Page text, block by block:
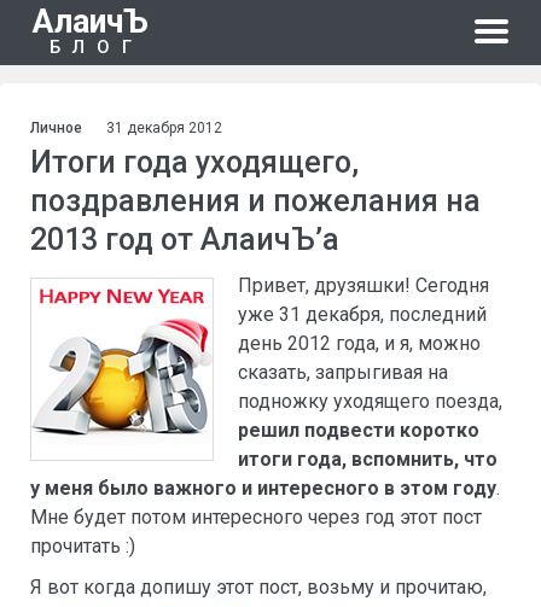
АлаичЪ
БЛОГ
Личное 31 декабря 2012
Итоги года уходящего,
поздравления и пожелания на
2013 год от АлаичЪ’а
Привет, друзяшки! Сегодня
уже 31 декабря, последний
день 2012 года, и я, можно
сказать, запрыгивая на
подножку уходящего поезда,
решил подвести коротко
итоги года, вспомнить, что
у меня было важного и интересного в этом году.
Мне будет потом интересного через год этот пост
прочитать :)
Я вот когда допишу этот пост, возьму и прочитаю,